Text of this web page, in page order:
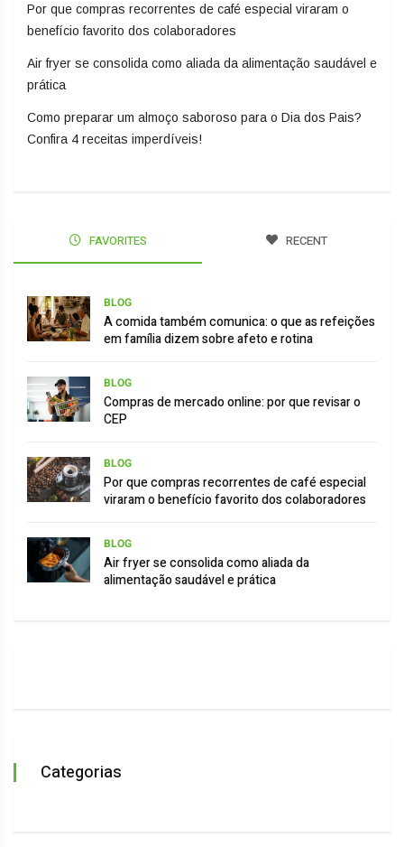
Por que compras recorrentes de café especial viraram o
benefício favorito dos colaboradores
Air fryer se consolida como aliada da alimentação saudável e
prática
Como preparar um almoço saboroso para o Dia dos Pais?
Confira 4 receitas imperdíveis!
FAVORITES RECENT
BLOG
A comida também comunica: o que as refeições
em família dizem sobre afeto e rotina
BLOG
Compras de mercado online: por que revisar o
CEP
BLOG
Por que compras recorrentes de café especial
viraram o benefício favorito dos colaboradores
BLOG
Air fryer se consolida como aliada da
alimentação saudável e prática
Categorias